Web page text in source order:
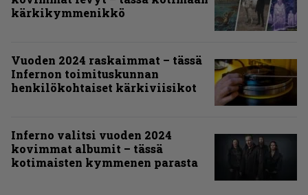
kärkikymmenikkö
Vuoden 2024 raskaimmat – tässä
Infernon toimituskunnan
henkilökohtaiset kärkiviisikot
Inferno valitsi vuoden 2024
kovimmat albumit – tässä
kotimaisten kymmenen parasta